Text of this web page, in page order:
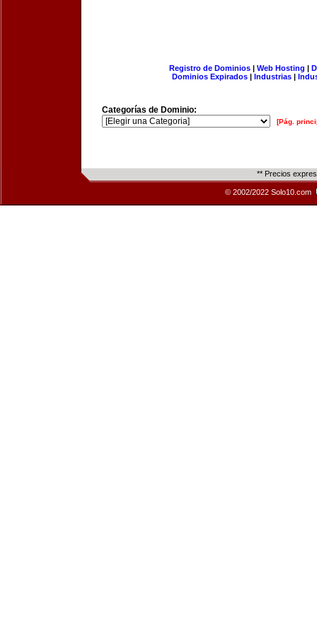
Registro de Dominios| Web Hosting |
Dominios Expirados | Industrias |
Categorías de Dominio:
[Pág.
** Precios
© 2002/2022 Solo10.com